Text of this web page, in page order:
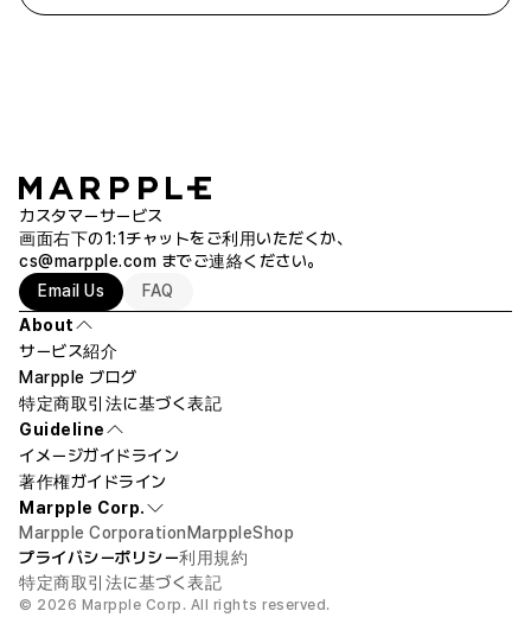
カスタマーサービス
画面右下の1:1チャットをご利用いただくか、
cs@marpple.com までご連絡ください。
Email Us
FAQ
About
サービス紹介
Marpple ブログ
特定商取引法に基づく表記
Guideline
イメージガイドライン
著作権ガイドライン
Marpple Corp.
Marpple Corporation MarppleShop
プライバシーポリシー利用規約
特定商取引法に基づく表記
© 2026 Marpple Corp. All rights reserved.